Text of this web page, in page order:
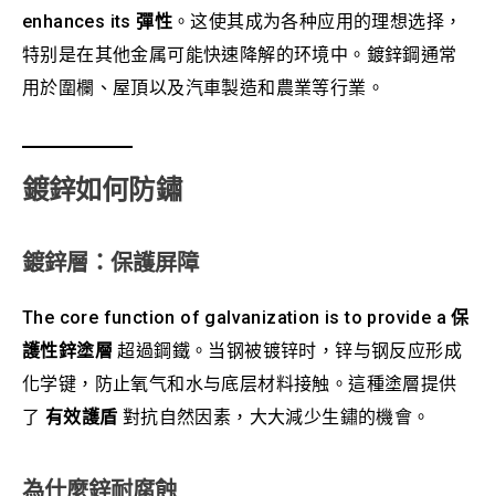
enhances its 彈性 。这使其成为各种应用的理想选择，
特别是在其他金属可能快速降解的环境中。鍍鋅鋼通常
用於圍欄、屋頂以及汽車製造和農業等行業。
鍍鋅如何防鏽
鍍鋅層：保護屏障
The core function of galvanization is to provide a 保
護性鋅塗層 超過鋼鐵。当钢被镀锌时，锌与钢反应形成
化学键，防止氧气和水与底层材料接触。這種塗層提供
了 有效護盾 對抗自然因素，大大減少生鏽的機會。